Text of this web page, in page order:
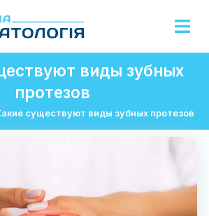
виды зубных
протезов
существуют виды зубных протезов